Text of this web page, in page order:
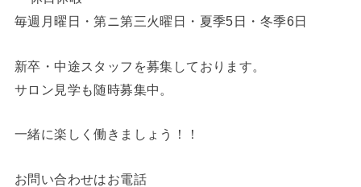
毎週月曜日・第ニ第三火曜日・夏季5日・冬季6日
新卒・中途スタッフを募集しております。
サロン見学も随時募集中。
一緒に楽しく働きましょう！！
お問い合わせはお電話